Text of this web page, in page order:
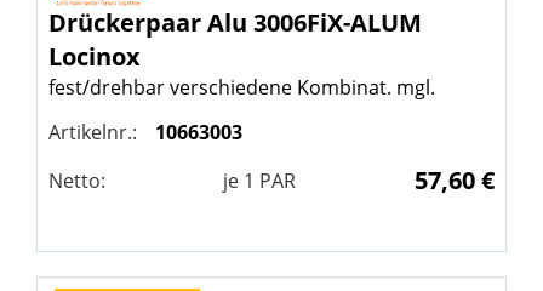
Drückerpaar Alu 3006FiX-ALUM
Locinox
fest/drehbar verschiedene Kombinat. mgl.
Artikelnr.:
10663003
Netto:
je 1 PAR 57,60 €